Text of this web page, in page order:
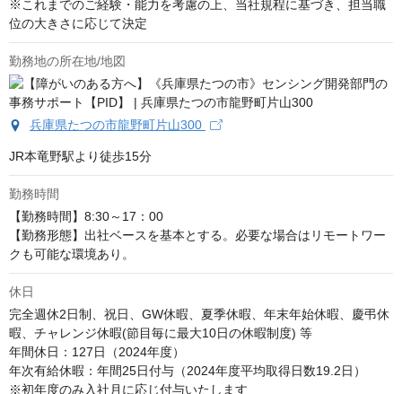
※これまでのご経験・能力を考慮の上、当社規程に基づき、担当職
位の大きさに応じて決定
勤務地の所在地/地図
兵庫県たつの市龍野町片山300
JR本竜野駅より徒歩15分
勤務時間
【勤務時間】8:30～17：00
【勤務形態】出社ベースを基本とする。必要な場合はリモートワー
クも可能な環境あり。
休日
完全週休2日制、祝日、GW休暇、夏季休暇、年末年始休暇、慶弔休
暇、チャレンジ休暇(節目毎に最大10日の休暇制度) 等
年間休日：127日（2024年度）
年次有給休暇：年間25日付与（2024年度平均取得日数19.2日）
※初年度のみ入社月に応じ付与いたします